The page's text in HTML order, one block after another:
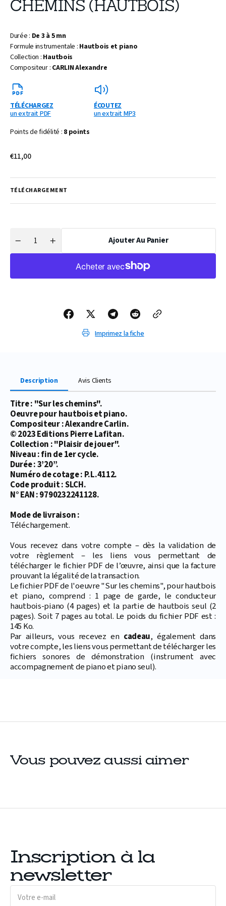
CHEMINS (HAUTBOIS)
Durée : De 3 à 5 mn
Formule instrumentale : Hautbois et piano
Collection : Hautbois
Compositeur : CARLIN Alexandre
TÉLÉCHARGEZ
un extrait PDF
ÉCOUTEZ
un extrait MP3
Points de fidélité : 8 points
Prix
€11,00
TÉLÉCHARGEMENT
Réduire
Quantité
Augmenter
Ajouter Au Panier
Imprimez la fiche
Description Avis Clients
Titre : "Sur les chemins".
Oeuvre pour hautbois et piano.
Compositeur : Alexandre Carlin.
© 2023 Editions Pierre Lafitan.
Collection : "Plaisir de jouer".
Niveau : fin de 1er cycle.
Durée : 3’20’’.
Numéro de cotage : P.L.4112.
Code produit : SLCH.
N° EAN : 9790232241128.
Mode de livraison :
Téléchargement.
Vous recevez dans votre compte – dès la validation de
votre règlement – les liens vous permettant de
télécharger le fichier PDF de l’œuvre, ainsi que la facture
prouvant la légalité de la transaction.
Le fichier PDF de l'oeuvre "Sur les chemins", pour hautbois
et piano, comprend : 1 page de garde, le conducteur
hautbois-piano (4 pages) et la partie de hautbois seul (2
pages). Soit 7 pages au total. Le poids du fichier PDF est :
145 Ko.
Par ailleurs, vous recevez en cadeau, également dans
votre compte, les liens vous permettant de télécharger les
fichiers sonores de démonstration (instrument avec
accompagnement de piano et piano seul).
Vous pouvez aussi aimer
Inscription à la
newsletter
Votre
mail